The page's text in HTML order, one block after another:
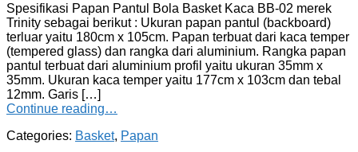
Spesifikasi Papan Pantul Bola Basket Kaca BB-02 merek
Trinity sebagai berikut : Ukuran papan pantul (backboard)
terluar yaitu 180cm x 105cm. Papan terbuat dari kaca temper
(tempered glass) dan rangka dari aluminium. Rangka papan
pantul terbuat dari aluminium profil yaitu ukuran 35mm x
35mm. Ukuran kaca temper yaitu 177cm x 103cm dan tebal
12mm. Garis […]
Continue reading…
Categories: Basket, Papan